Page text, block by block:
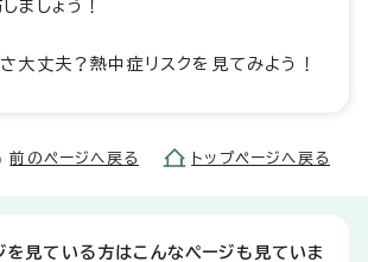
ましょう！
大丈夫？熱中症リスクを見てみよう！
前のページへ戻る トップページへ戻る
を見ている方はこんなページも見ていま